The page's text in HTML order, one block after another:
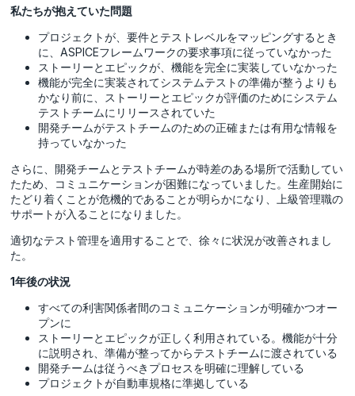
私たちが抱えていた問題
プロジェクトが、要件とテストレベルをマッピングするとき
に、ASPICEフレームワークの要求事項に従っていなかった
ストーリーとエピックが、機能を完全に実装していなかった
機能が完全に実装されてシステムテストの準備が整うよりも
かなり前に、ストーリーとエピックが評価のためにシステム
テストチームにリリースされていた
開発チームがテストチームのための正確または有用な情報を
持っていなかった
さらに、開発チームとテストチームが時差のある場所で活動してい
たため、コミュニケーションが困難になっていました。生産開始に
たどり着くことが危機的であることが明らかになり、上級管理職の
サポートが入ることになりました。
適切なテスト管理を適用することで、徐々に状況が改善されまし
た。
1年後の状況
すべての利害関係者間のコミュニケーションが明確かつオー
プンに
ストーリーとエピックが正しく利用されている。機能が十分
に説明され、準備が整ってからテストチームに渡されている
開発チームは従うべきプロセスを明確に理解している
プロジェクトが自動車規格に準拠している